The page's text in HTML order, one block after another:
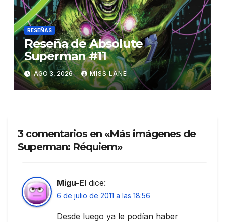
RESEÑAS
Reseña de Absolute
Superman #11
AGO 3, 2026 MISS LANE
3 comentarios en «Más imágenes de
Superman: Réquiem»
Migu-El dice:
6 de julio de 2011 a las 18:56
Desde luego ya le podían haber